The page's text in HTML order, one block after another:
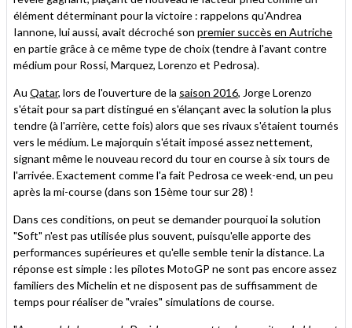
élément déterminant pour la victoire : rappelons qu'Andrea
Iannone, lui aussi, avait décroché son premier succès en Autriche
en partie grâce à ce même type de choix (tendre à l'avant contre
médium pour Rossi, Marquez, Lorenzo et Pedrosa).
Au Qatar, lors de l'ouverture de la saison 2016, Jorge Lorenzo
s'était pour sa part distingué en s'élançant avec la solution la plus
tendre (à l'arrière, cette fois) alors que ses rivaux s'étaient tournés
vers le médium. Le majorquin s'était imposé assez nettement,
signant même le nouveau record du tour en course à six tours de
l'arrivée. Exactement comme l'a fait Pedrosa ce week-end, un peu
après la mi-course (dans son 15ème tour sur 28) !
Dans ces conditions, on peut se demander pourquoi la solution
"Soft" n'est pas utilisée plus souvent, puisqu'elle apporte des
performances supérieures et qu'elle semble tenir la distance. La
réponse est simple : les pilotes MotoGP ne sont pas encore assez
familiers des Michelin et ne disposent pas de suffisamment de
temps pour réaliser de "vraies" simulations de course.